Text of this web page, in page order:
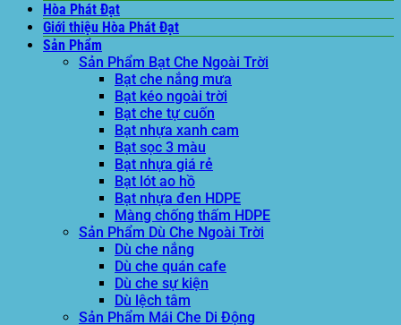
Hòa Phát Đạt
Giới thiệu Hòa Phát Đạt
Sản Phẩm
Sản Phẩm Bạt Che Ngoài Trời
Bạt che nắng mưa
Bạt kéo ngoài trời
Bạt che tự cuốn
Bạt nhựa xanh cam
Bạt sọc 3 màu
Bạt nhựa giá rẻ
Bạt lót ao hồ
Bạt nhựa đen HDPE
Màng chống thấm HDPE
Sản Phẩm Dù Che Ngoài Trời
Dù che nắng
Dù che quán cafe
Dù che sự kiện
Dù lệch tâm
Sản Phẩm Mái Che Di Động